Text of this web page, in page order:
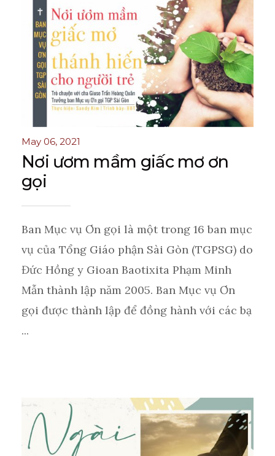
May 06, 2021
Nơi ươm mầm giấc mơ ơn
gọi
Ban Mục vụ Ơn gọi là một trong 16 ban mục
vụ của Tổng Giáo phận Sài Gòn (TGPSG) do
Đức Hồng y Gioan Baotixita Phạm Minh
Mẫn thành lập năm 2005. Ban Mục vụ Ơn
gọi được thành lập để đồng hành với các bạ
...